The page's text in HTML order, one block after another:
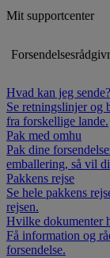
Mit supportcenter
Hvad kan jeg sende?
Se retningslinjer og
fra forskellige lande.
Pak med omhu
Pak dine
emballering, så vil
Pakkens rejse
Se hele pakkens
rejsen.
Hvilke dokumenter
Få information og
forsendelse.